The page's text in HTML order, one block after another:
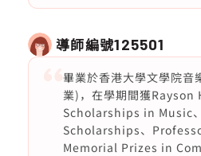
導師編號125501
畢業於香港大學文學院音
業)，在學期間獲Rayson
Scholarships in Music
Scholarships、
Memorial Prizes in